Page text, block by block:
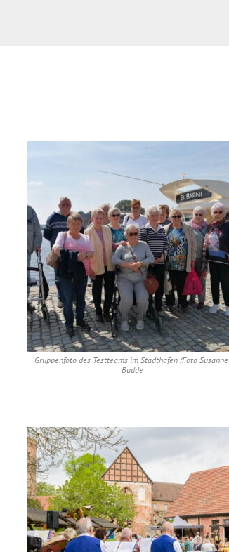
Gruppenfoto des Testteams im Stadthafen (Foto Susanne
Budde